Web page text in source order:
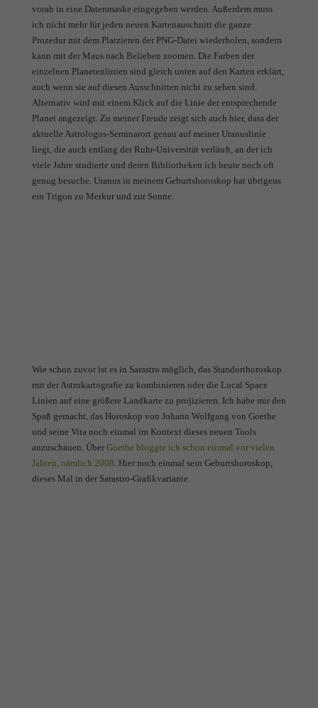
vorab in eine Datenmaske eingegeben werden. Außerdem muss
ich nicht mehr für jeden neuen Kartenauschnitt die ganze
Prozedur mit dem Platzieren der PNG-Datei wiederholen, sondern
kann mit der Maus nach Belieben zoomen. Die Farben der
einzelnen Planetenlinien sind gleich unten auf den Karten erklärt,
auch wenn sie auf diesen Ausschnitten nicht zu sehen sind.
Alternativ wird mit einem Klick auf die Linie der entsprechende
Planet angezeigt. Zu meiner Freude zeigt sich auch hier, dass der
aktuelle Astrologos-Seminarort genau auf meiner Uranuslinie
liegt, die auch entlang der Ruhr-Universität verläuft, an der ich
viele Jahre studierte und deren Bibliotheken ich heute noch oft
genug besuche. Uranus in meinem Geburtshoroskop hat übrigens
ein Trigon zu Merkur und zur Sonne.
Wie schon zuvor ist es in Sarastro möglich, das Standorthoroskop
mit der Astrokartografie zu kombinieren oder die Local Space
Linien auf eine größere Landkarte zu projizieren. Ich habe mir den
Spaß gemacht, das Horoskop von Johann Wolfgang von Goethe
und seine Vita noch einmal im Kontext dieses neuen Tools
anzuschauen. Über Goethe bloggte ich schon einmal vor vielen
Jahren, nämlich 2008. Hier noch einmal sein Geburtshoroskop,
dieses Mal in der Sarastro-Grafikvariante.